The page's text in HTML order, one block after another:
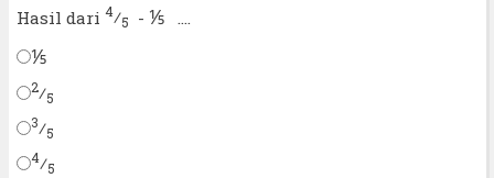
Hasil dari 4⁄5 - ⅕
⅕
2⁄5
3⁄5
4⁄5